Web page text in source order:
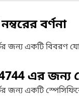
নম্বরের বর্ণনা
জন্য একটি বিবরণ
এর জন্য
জন্য একটি